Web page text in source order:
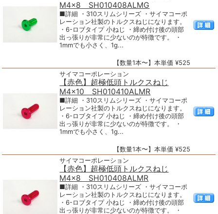
M4×8 SH010408ALMG
■詳細 ・310スリムシリーズ ・サイマコーポ
レーション社製のトルクスねじになります。
・6-ロブタイプ 小ねじ ・締め付け後の頭部
出っ張りが非常に少ないのが特徴です。 ・
1mmでも小さく、1g...
【数量1本〜】本単価 ¥525
サイマコーポレーション
【赤色】超極低頭トルクスねじ
M4×10 SH010410ALMR
■詳細 ・310スリムシリーズ ・サイマコーポ
レーション社製のトルクスねじになります。
・6-ロブタイプ 小ねじ ・締め付け後の頭部
出っ張りが非常に少ないのが特徴です。 ・
1mmでも小さく、1g...
【数量1本〜】本単価 ¥525
サイマコーポレーション
【赤色】超極低頭トルクスねじ
M4×8 SH010408ALMR
■詳細 ・310スリムシリーズ ・サイマコーポ
レーション社製のトルクスねじになります。
・6-ロブタイプ 小ねじ ・締め付け後の頭部
出っ張りが非常に少ないのが特徴です。 ・